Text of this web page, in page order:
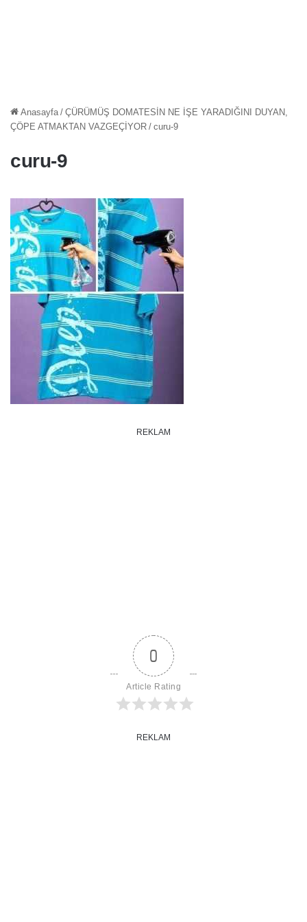
Anasayfa / ÇÜRÜMÜŞ DOMATESİN NE İŞE YARADIĞINI DUYAN,
ÇÖPE ATMAKTAN VAZGEÇİYOR / curu-9
curu-9
REKLAM
0
Article Rating
REKLAM